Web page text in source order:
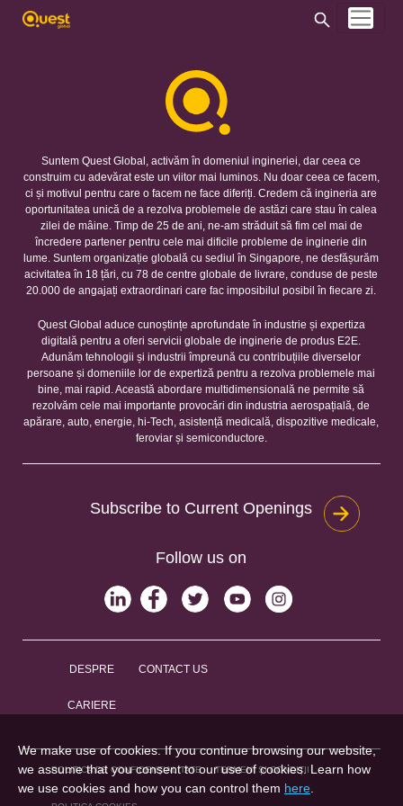
Suntem Quest Global, activăm în domeniul ingineriei, dar ceea ce
construim cu adevărat este un viitor mai luminos. Nu doar ceea ce facem,
ci și motivul pentru care o facem ne face diferiți. Credem că ingineria are
oportunitatea unică de a rezolva problemele de astăzi care stau în calea
zilei de mâine. Timp de 25 de ani, ne-am străduit să fim cel mai de
încredere partener pentru cele mai dificile probleme de inginerie din
lume. Suntem organizație globală cu sediul în Singapore, ne desfășurăm
acivitatea în 18 țări, cu 78 de centre globale de livrare, conduse de peste
20.000 de angajați extraordinari care fac imposibilul posibil în fiecare zi.
Quest Global aduce cunoștințe aprofundate în industrie și expertiza
digitală pentru a oferi servicii globale de inginerie de produs E2E.
Adunăm tehnologii și industrii împreună cu contribuțiile diverselor
persoane și domeniile lor de expertiză pentru a rezolva problemele mai
bine, mai rapid. Această abordare multidimensională ne permite să
rezolvăm cele mai importante provocări din industria aerospațială, de
apărare, auto, energie, hi-Tech, asistență medicală, dispozitive medicale,
feroviar și semiconductore.
Subscribe to Current Openings
Follow us on
DESPRE CONTACT US
CARIERE
POLITICA DE CONFIDENȚIALITATE TERMENI ȘI CONDIȚII
We make use of cookies. If you continue browsing our website,
we assume that you consent to our use of cookies. Learn how
we use cookies and how you can control them here